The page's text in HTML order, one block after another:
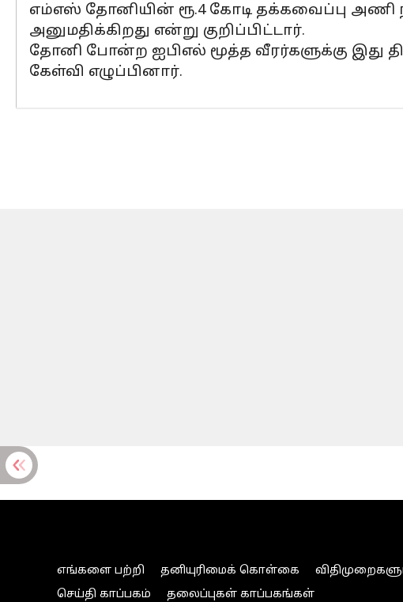
எம்எஸ் தோனியின் ரூ.4 கோடி தக்கவைப்பு அணி
அனுமதிக்கிறது என்று குறிப்பிட்டார்.
தோனி போன்ற ஐபிஎல் மூத்த வீரர்களுக்கு இது
கேள்வி எழுப்பினார்.
எங்களை பற்றி தனியுரிமைக் கொள்கை
செய்தி காப்பகம்
தலைப்புகள் காப்பகங்கள்